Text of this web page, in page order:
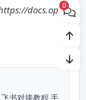
docs.open
书对接教程 手
0